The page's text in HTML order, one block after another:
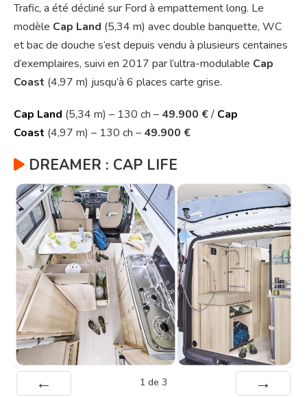
Trafic, a été décliné sur Ford à empattement long. Le
modèle Cap Land (5,34 m) avec double banquette, WC
et bac de douche s’est depuis vendu à plusieurs centaines
d’exemplaires, suivi en 2017 par l’ultra-modulable Cap
Coast (4,97 m) jusqu’à 6 places carte grise.
Cap Land (5,34 m) – 130 ch – 49.900 €/ Cap
Coast (4,97 m) – 130 ch – 49.900 €
DREAMER : CAP LIFE
1 de 3